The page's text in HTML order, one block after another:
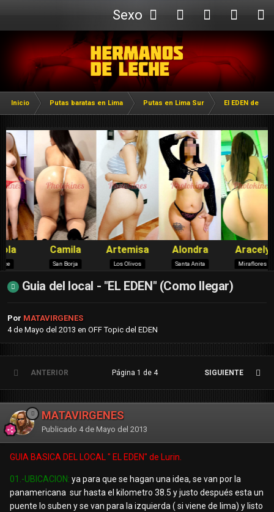
Sexo
Webcam
Inicio Putas baratas en Lima Putas en Lima Sur El EDEN de
Guia del local - "EL EDEN" (Como llegar)
Por MATAVIRGENES
4 de Mayo del 2013 en OFF Topic del EDEN
ANTERIOR SIGUIENTE
Página 1 de 4
MATAVIRGENES
Publicado 4 de Mayo del 2013
GUIA BASICA DEL LOCAL " EL EDEN" de Lurin.
01.-UBICACION: ya para que se hagan una idea, se van por la
panamericana sur hasta el kilometro 38.5 y justo después esta un
puente lo suben y se van para la izquierda ( si viene de lima) y listo